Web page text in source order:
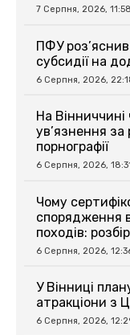
7 Серпня, 2026, 11:58
ПФУ
субсидії на
6 Серпня, 2026,
На Вінниччині
ув’язнення
порнографії
6 Серпня, 2026, 18:31
Чому
спорядження
походів:
6 Серпня, 2026,
У Вінниці
атракціони з
6 Серпня, 2026,